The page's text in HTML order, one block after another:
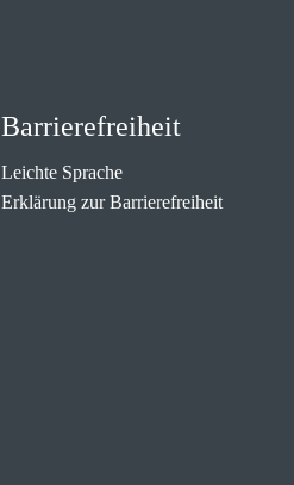
Barrierefreiheit
Leichte Sprache
Erklärung zur Barrierefreiheit